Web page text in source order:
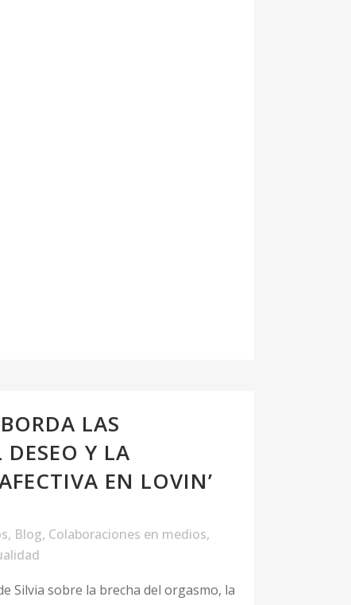
LAS
DESEO Y LA
EN LOVIN’
, Blog, Colaboraciones en medios,
Silvia sobre la brecha del orgasmo, la